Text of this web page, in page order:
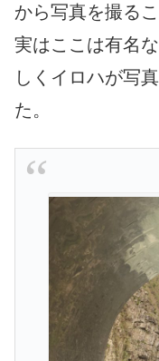
から写真を撮る
実はここは有名な
しくイロハが写
た。